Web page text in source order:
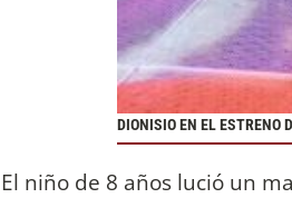
DIONISIO EN EL ESTRENO
El niño de 8 años lució un